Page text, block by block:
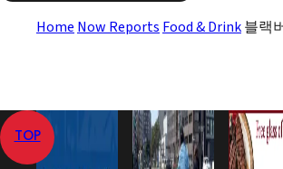
Home Now Reports Food & Drink블랙
TOP